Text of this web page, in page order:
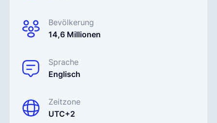
Bevölkerung
14,6 Millionen
Sprache
Englisch
Zeitzone
UTC+2
Contractor Management